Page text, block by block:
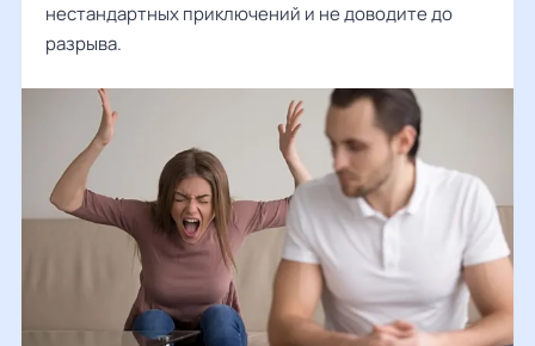
нестандартных приключений и не доводите до
разрыва.